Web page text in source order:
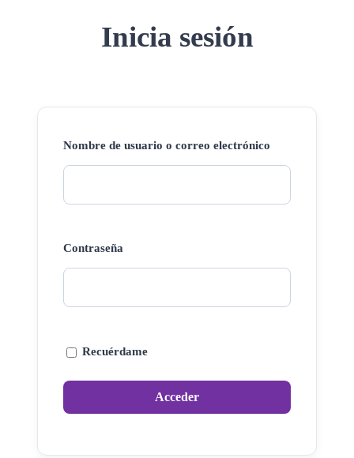
Inicia sesión
Nombre de usuario o correo electrónico
Contraseña
Recuérdame